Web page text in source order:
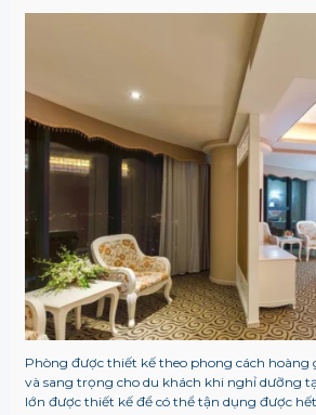
Phòng được thiết kế theo phong cách hoàng
và sang trọng cho du khách khi nghỉ dưỡng
lớn được thiết kế để có thể tận dụng được